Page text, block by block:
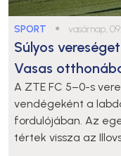
SPORT ● vasárnap,
Súlyos
Vasas
A ZTE FC 5–0-s
vendégeként a
fordulójában. Az
tértek vissza az